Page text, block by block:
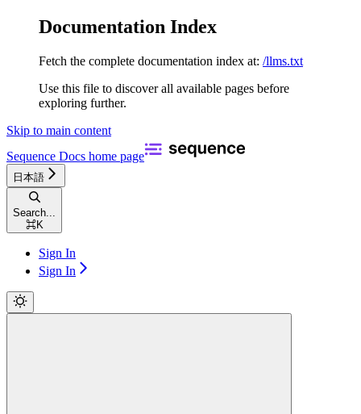
Documentation Index
Fetch the complete documentation index at: /llms.txt
Use this file to discover all available pages before
exploring further.
Skip to main content
Sequence Docs home page
日本語
Search...
⌘K
Sign In
Sign In